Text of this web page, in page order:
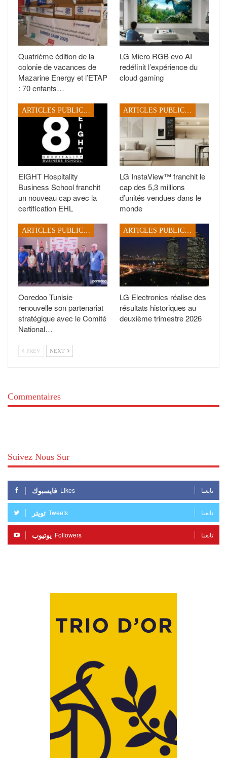
Quatrième édition de la
colonie de vacances de
Mazarine Energy et l’ETAP
: 70 enfants…
LG Micro RGB evo AI
redéfinit l’expérience du
cloud gaming
ARTICLES PUBLICITAIRES
EIGHT Hospitality
Business School franchit
un nouveau cap avec la
certification EHL
ARTICLES PUBLICITAIRES
LG InstaView™ franchit le
cap des 5,3 millions
d’unités vendues dans le
monde
ARTICLES PUBLICITAIRES
Ooredoo Tunisie
renouvelle son partenariat
stratégique avec le Comité
National…
ARTICLES PUBLICITAIRES
LG Electronics réalise des
résultats historiques au
deuxième trimestre 2026
PREV NEXT
Commentaires
Suivez Nous Sur
فايسبوك Likes تابعنا
تويتر Tweets تابعنا
يوتيوب Followers تابعنا